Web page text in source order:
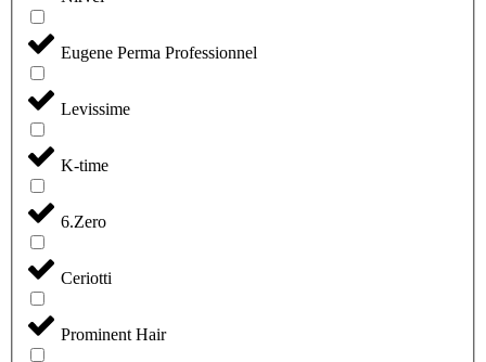
Eugene Perma Professionnel
Levissime
K-time
6.Zero
Ceriotti
Prominent Hair